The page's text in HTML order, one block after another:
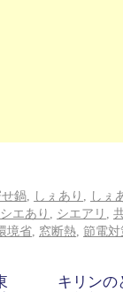
鍋 しぇあり
しぇ
シエあり シエアリ
境省 窓断熱 節電対
キリンの